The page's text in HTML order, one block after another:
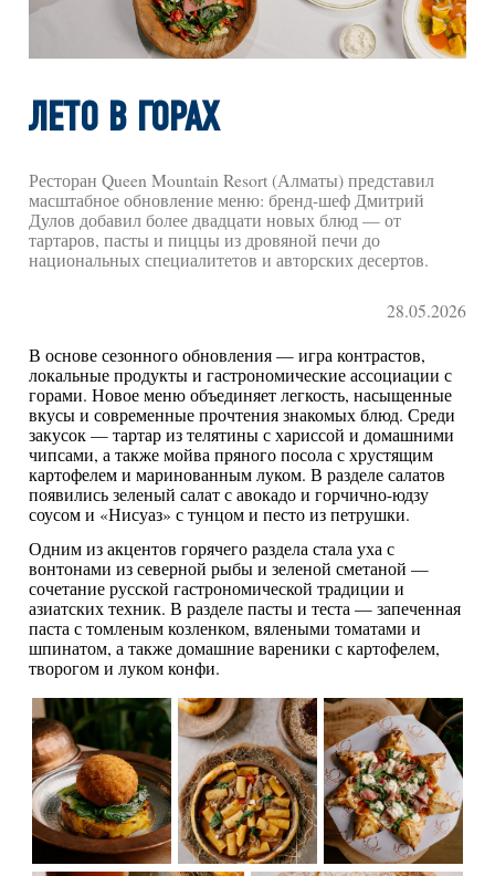
ЛЕТО В ГОРАХ
Ресторан Queen Mountain Resort (Алматы) представил
масштабное обновление меню: бренд-шеф Дмитрий
Дулов добавил более двадцати новых блюд — от
тартаров, пасты и пиццы из дровяной печи до
национальных специалитетов и авторских десертов.
28.05.2026
В основе сезонного обновления — игра контрастов,
локальные продукты и гастрономические ассоциации с
горами. Новое меню объединяет легкость, насыщенные
вкусы и современные прочтения знакомых блюд. Среди
закусок — тартар из телятины с хариссой и домашними
чипсами, а также мойва пряного посола с хрустящим
картофелем и маринованным луком. В разделе салатов
появились зеленый салат с авокадо и горчично-юдзу
соусом и «Нисуаз» с тунцом и песто из петрушки.
Одним из акцентов горячего раздела стала уха с
вонтонами из северной рыбы и зеленой сметаной —
сочетание русской гастрономической традиции и
азиатских техник. В разделе пасты и теста — запеченная
паста с томленым козленком, вялеными томатами и
шпинатом, а также домашние вареники с картофелем,
творогом и луком конфи.